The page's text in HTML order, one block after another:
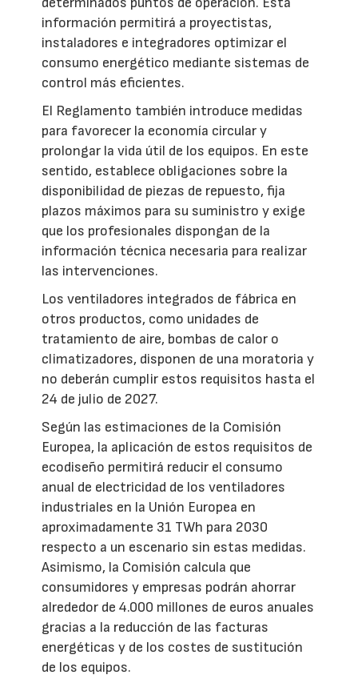
información permitirá a proyectistas,
instaladores e integradores optimizar el
consumo energético mediante sistemas de
control más eficientes.
El Reglamento también introduce medidas
para favorecer la economía circular y
prolongar la vida útil de los equipos. En este
sentido, establece obligaciones sobre la
disponibilidad de piezas de repuesto, fija
plazos máximos para su suministro y exige
que los profesionales dispongan de la
información técnica necesaria para realizar
las intervenciones.
Los ventiladores integrados de fábrica en
otros productos, como unidades de
tratamiento de aire, bombas de calor o
climatizadores, disponen de una moratoria y
no deberán cumplir estos requisitos hasta el
24 de julio de 2027.
Según las estimaciones de la Comisión
Europea, la aplicación de estos requisitos de
ecodiseño permitirá reducir el consumo
anual de electricidad de los ventiladores
industriales en la Unión Europea en
aproximadamente 31 TWh para 2030
respecto a un escenario sin estas medidas.
Asimismo, la Comisión calcula que
consumidores y empresas podrán ahorrar
alrededor de 4.000 millones de euros anuales
gracias a la reducción de las facturas
energéticas y de los costes de sustitución
de los equipos.